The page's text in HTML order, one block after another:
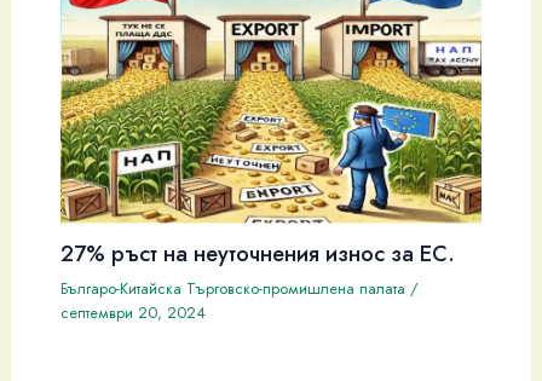
27% ръст на неуточнения износ за ЕС.
Българо-Китайска Търговско-промишлена палaта /
септември 20, 2024